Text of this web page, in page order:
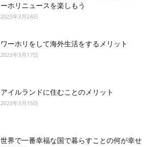
ーホリニュースを楽しもう
2023年3月24日
ワーホリをして海外生活をするメリット
2023年3月17日
アイルランドに住むことのメリット
2023年3月15日
世界で一番幸福な国で暮らすことの何が幸せ